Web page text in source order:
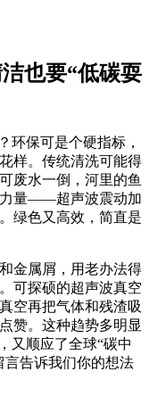
也要“低碳耍
环保可是个硬指标，
样。传统清洗可能得
废水一倒，河里的鱼
力量——超声波震动加
绿色又高效，简直是
金属屑，用老办法得
可探硕的超声波真空
空再把气体和残渣吸
赞。这种趋势多明显
又顺应了全球“碳中
言告诉我们你的想法